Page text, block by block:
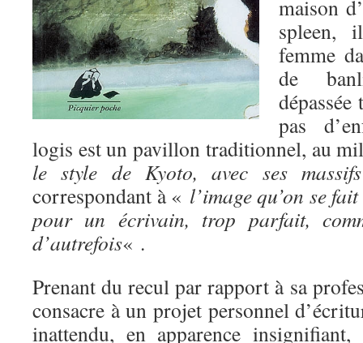
maison
spleen,
femme
de
pas
logis est un pavillon traditionnel, au
le style de Kyoto, avec ses
correspondant à « l’image qu’on se
pour un écrivain, trop parfait,
d’autrefois« .
Prenant du recul par rapport à sa
consacre à un projet personnel
inattendu, en apparence